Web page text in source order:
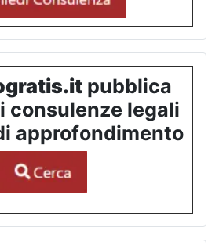
pubblica
consulenze legali
approfondimento